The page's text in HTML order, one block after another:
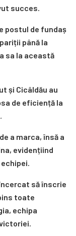
succes.
postul de fundaș
până la
sa la această
și Cicâldău au
de eficiență la
a marca, însă a
evidențiind
să înscrie
toate
echipa